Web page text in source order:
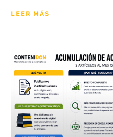
LEER MÁS